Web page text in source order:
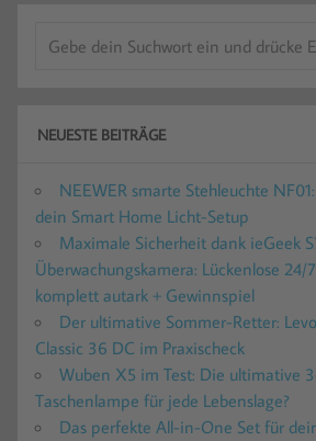
NEUESTE BEITRÄGE
NEEWER smarte Stehleuchte
dein Smart Home Licht-Setup
Maximale Sicherheit dank ieGeek
Überwachungskamera: Lückenlose 24/
komplett autark + Gewinnspiel
Der ultimative Sommer-Retter:
Classic 36 DC im Praxischeck
Wuben X5 im Test: Die ultimative
Taschenlampe für jede Lebenslage?
Das perfekte All-in-One Set für